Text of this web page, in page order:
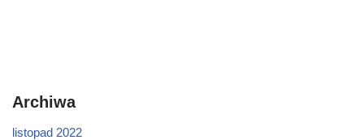
Archiwa
listopad 2022